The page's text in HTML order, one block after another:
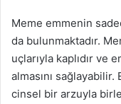
Meme emmenin
da bulunmaktadır.
uçlarıyla kaplıdır ve
almasını
cinsel bir arzuyla